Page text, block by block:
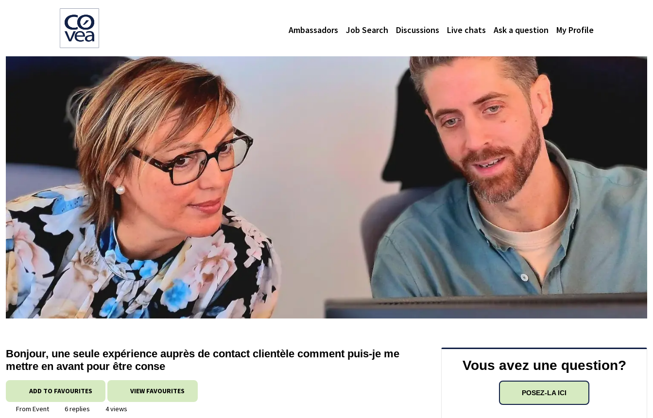
Ambassadors Job Search Discussions Live chats Ask a question My Profile
Bonjour, une seule expérience auprès de contact clientèle comment puis-je me
mettre en avant pour être conse
ADD TO FAVOURITES VIEW FAVOURITES
From Event 6 replies
4 views
Vous avez une question?
POSEZ-LA ICI